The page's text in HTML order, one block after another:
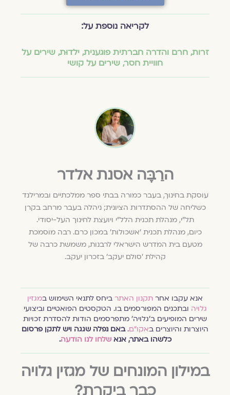
לקריאה נוספת על:
זרות,חרם והדרה חברתית פוגענית,ילדוּת,שירים על
חוויית חסר,שירים על קושי
הרַבָּה אסנת אלדר
עוסקת בחינוך, בעבר כמורה בבתי ספר ממלכתיים ובמרילנד
כשליחה של ההסתדרות הציונית; ניהלה בעבר מרחב בקרן
תל"י, מנהלת תכנית הלל"י ויועצת לחינוך העל-יסודי.
כיום, מנהלת תכנית ׳אשכולות׳ במכון כרם. רבה מוסמכת
מטעם בית המדרש הישראלי לרבנות, משמשת כרבה של
קהילת 'סולם יעקב' בזכרון יעקב.
אנא עקבו אחרתקנון האתרביחס לתנאי השימוש ב מגזין
גלויהובתכנים המפורסמים בו. הטקסטים הפואטיים וביצועי
שירים המופיעים ב׳גלויה׳ מתפרסמים הודות להסדרת זכויות
היוצרות והיוצרים ב אקו״ם.באם נפלה שגגה ויש לתקן פרסום
כלשהו באתר, אנאשלחו לנו הודעה.
במילון המונחים של מגזין גלויה
כבר ביקרת?